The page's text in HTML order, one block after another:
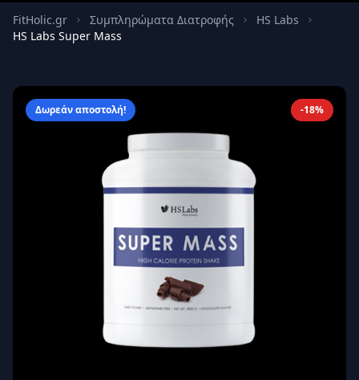
FitHolic.gr Συμπληρώματα Διατροφής
HS Labs
HS Labs Super Mass
Δωρεάν αποστολή! -18%
Κωδικός
Απομνημόνευση Ξεχάσατε τον κωδικό σας;
Σύνδεση
Δεν έχετε λογαριασμό; Εγγραφείτε εδώ
Επιστροφή Ασφαλής σύνδεση